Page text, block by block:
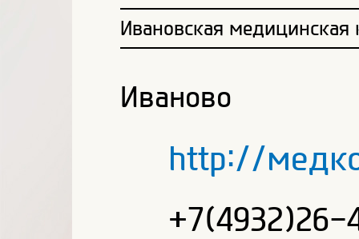
Ивановская медицинская
Иваново
http://